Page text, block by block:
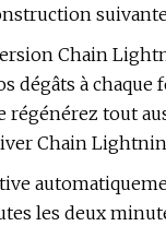
Chain
à chaque
tout
Chain
les deux